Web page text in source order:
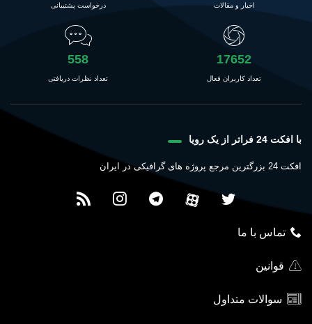
اخبار و مقالات درخواست پشتیبانی
17652
تعداد کاربران فعال
558
تعداد نظرات دریافتی
با افکت 24 فراتر از یک رویا
افکت 24 بزرگترین مرجع پروژه های گرافیکی در ایران
تماس با ما
قوانین
سوالات متداول